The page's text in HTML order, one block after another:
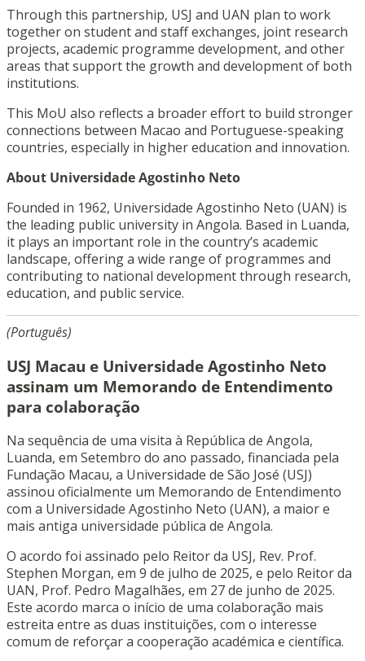
Through this partnership, USJ and UAN plan to work
together on student and staff exchanges, joint research
projects, academic programme development, and other
areas that support the growth and development of both
institutions.
This MoU also reflects a broader effort to build stronger
connections between Macao and Portuguese-speaking
countries, especially in higher education and innovation.
About Universidade Agostinho Neto
Founded in 1962, Universidade Agostinho Neto (UAN) is
the leading public university in Angola. Based in Luanda,
it plays an important role in the country’s academic
landscape, offering a wide range of programmes and
contributing to national development through research,
education, and public service.
(Português)
USJ Macau e Universidade Agostinho Neto
assinam um Memorando de Entendimento
para colaboração
Na sequência de uma visita à República de Angola,
Luanda, em Setembro do ano passado, financiada pela
Fundação Macau, a Universidade de São José (USJ)
assinou oficialmente um Memorando de Entendimento
com a Universidade Agostinho Neto (UAN), a maior e
mais antiga universidade pública de Angola.
O acordo foi assinado pelo Reitor da USJ, Rev. Prof.
Stephen Morgan, em 9 de julho de 2025, e pelo Reitor da
UAN, Prof. Pedro Magalhães, em 27 de junho de 2025.
Este acordo marca o início de uma colaboração mais
estreita entre as duas instituições, com o interesse
comum de reforçar a cooperação académica e científica.